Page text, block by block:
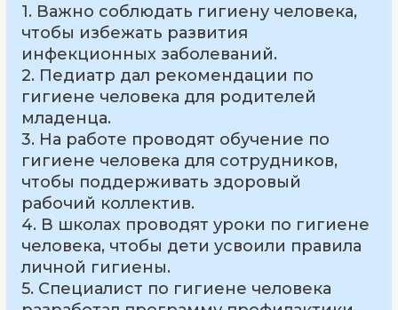
1. Важно соблюдать гигиену человека,
чтобы избежать развития
инфекционных заболеваний.
2. Педиатр дал рекомендации по
гигиене человека для родителей
младенца.
3. На работе проводят обучение по
гигиене человека для сотрудников,
чтобы поддерживать здоровый
рабочий коллектив.
4. В школах проводят уроки по гигиене
человека, чтобы дети усвоили правила
личной гигиены.
5. Специалист по гигиене человека